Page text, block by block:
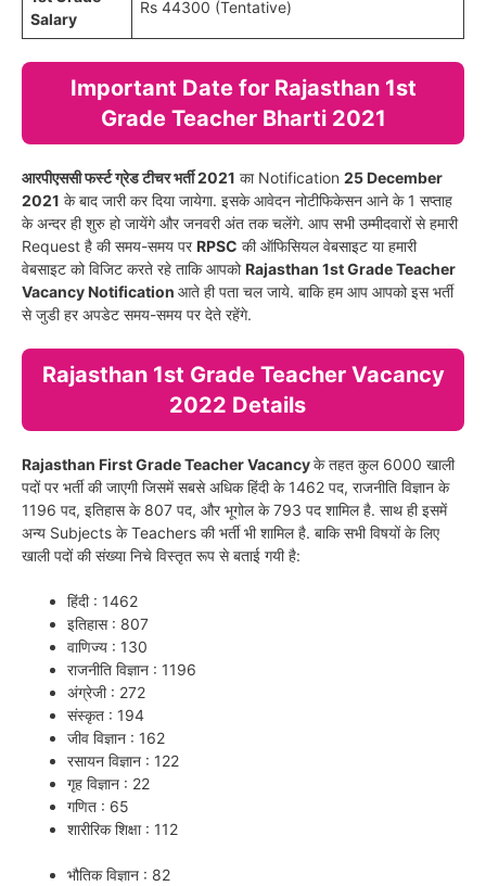
Salary
Rs 44300 (Tentative)
Important Date for Rajasthan 1st
Grade Teacher Bharti 2021
आरपीएससी फर्स्ट ग्रेड टीचर भर्ती 2021 का Notification 25 December
2021 के बाद जारी कर दिया जायेगा. इसके आवेदन नोटीफिकेसन आने के 1 सप्ताह
के अन्दर ही शुरु हो जायेंगे और जनवरी अंत तक चलेंगे. आप सभी उम्मीदवारों से हमारी
Request है की समय-समय परRPSC की ऑफिसियल वेबसाइट या हमारी
वेबसाइट को विजिट करते रहे ताकि आपकोRajasthan 1st Grade Teacher
Vacancy Notification आते ही पता चल जाये. बाकि हम आप आपको इस भर्ती
से जुडी हर अपडेट समय-समय पर देते रहेंगे.
Rajasthan 1st Grade Teacher Vacancy
2022 Details
Rajasthan First Grade Teacher Vacancyके तहत कुल 6000 खाली
पदों पर भर्ती की जाएगी जिसमें सबसे अधिक हिंदी के 1462 पद, राजनीति विज्ञान के
1196 पद, इतिहास के 807 पद, और भूगोल के 793 पद शामिल है. साथ ही इसमें
अन्य Subjects के Teachers की भर्ती भी शामिल है. बाकि सभी विषयों के लिए
खाली पदों की संख्या निचे विस्तृत रूप से बताई गयी है:
हिंदी : 1462
इतिहास : 807
वाणिज्य : 130
राजनीति विज्ञान : 1196
अंग्रेजी : 272
संस्कृत : 194
जीव विज्ञान : 162
रसायन विज्ञान : 122
गृह विज्ञान : 22
गणित : 65
शारीरिक शिक्षा : 112
भौतिक विज्ञान : 82